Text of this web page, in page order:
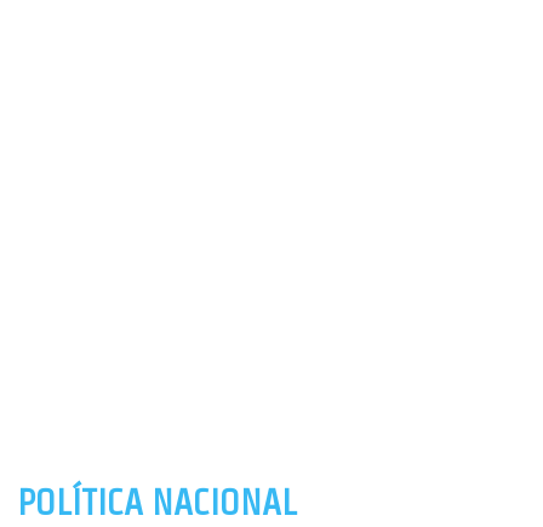
POLÍTICA NACIONAL